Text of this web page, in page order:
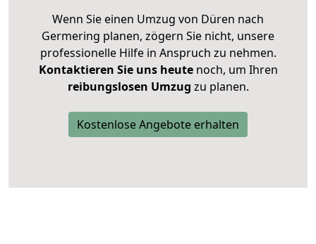
Wenn Sie einen Umzug von Düren nach
Germering planen, zögern Sie nicht, unsere
professionelle Hilfe in Anspruch zu nehmen.
Kontaktieren Sie uns heutenoch, um Ihren
reibungslosen Umzug zu planen.
Kostenlose Angebote erhalten